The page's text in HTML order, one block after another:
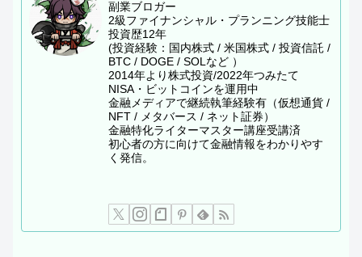
副業ブロガー
2級ファイナンシャル・プランニング技能士
投資歴12年
(投資経験：国内株式 / 米国株式 / 投資信託 /
BTC / DOGE / SOLなど ）
2014年より株式投資/2022年つみたて
NISA・ビットコインを運用中
金融メディアで継続執筆経験有（仮想通貨 /
NFT / メタバース / ネット証券）
金融特化ライターマスター講座受講済
初心者の方に向けて金融情報をわかりやす
く発信。